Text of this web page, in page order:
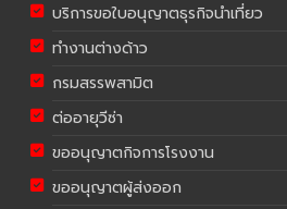
บริการขอใบอนุญาตธุรกิจนำเที่ยว
ทำงานต่างด้าว
กรมสรรพสามิต
ต่ออายุวีซ่า
ขออนุญาตกิจการโรงงาน
ขออนุญาตผู้ส่งออก